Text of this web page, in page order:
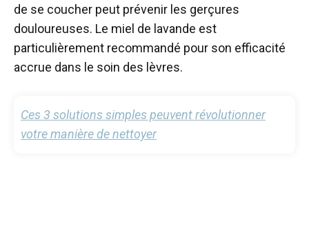
de se coucher peut prévenir les gerçures
douloureuses. Le miel de lavande est
particulièrement recommandé pour son efficacité
accrue dans le soin des lèvres.
Ces 3 solutions simples peuvent révolutionner
votre manière de nettoyer